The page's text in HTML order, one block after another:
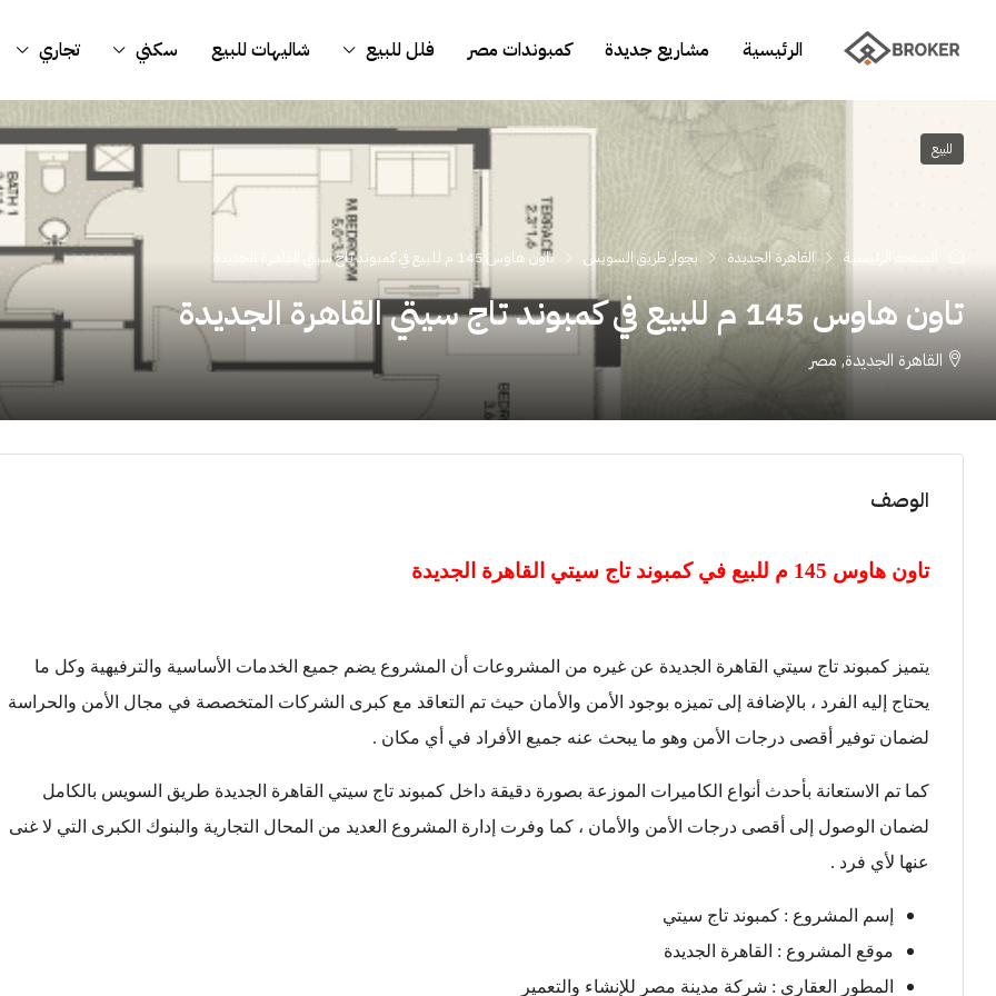
الرئيسية مشاريع جديدة كمبوندات مصر فلل للبيع شاليهات للبيع سكني تجاري
للبيع
الصفحة الرئيسية القاهرة الجديدة بجوار طريق السويس تاون هاوس 145 م للبيع في كمبوند تاج سيتي القاهرة الجديدة
تاون هاوس 145 م للبيع في كمبوند تاج سيتي القاهرة الجديدة
القاهرة الجديدة, مصر
الوصف
تاون هاوس 145 م للبيع في كمبوند تاج سيتي القاهرة الجديدة
يتميز كمبوند تاج سيتي القاهرة الجديدة عن غيره من المشروعات أن المشروع يضم جميع الخدمات الأساسية والترفيهية وكل ما
يحتاج إليه الفرد ، بالإضافة إلى تميزه بوجود الأمن والأمان حيث تم التعاقد مع كبرى الشركات المتخصصة في مجال الأمن والحراسة
لضمان توفير أقصى درجات الأمن وهو ما يبحث عنه جميع الأفراد في أي مكان .
كما تم الاستعانة بأحدث أنواع الكاميرات الموزعة بصورة دقيقة داخل كمبوند تاج سيتي القاهرة الجديدة طريق السويس بالكامل
لضمان الوصول إلى أقصى درجات الأمن والأمان ، كما وفرت إدارة المشروع العديد من المحال التجارية والبنوك الكبرى التي لا غنى
عنها لأي فرد .
إسم المشروع : كمبوند تاج سيتي
موقع المشروع : القاهرة الجديدة
المطور العقاري : شركة مدينة مصر للإنشاء والتعمير
الأثنين
17
الثلاثاء
18
الأربعاء
19